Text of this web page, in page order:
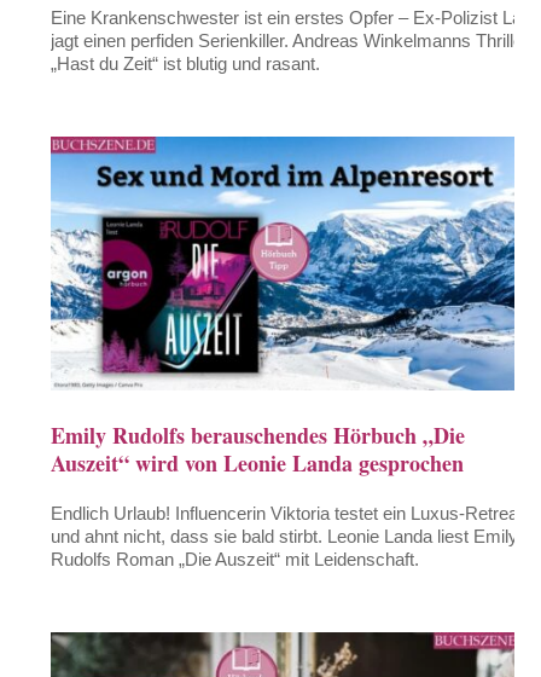
Eine Krankenschwester ist ein erstes Opfer – Ex-Polizist Lars
jagt einen perfiden Serienkiller. Andreas Winkelmanns Thriller
„Hast du Zeit“ ist blutig und rasant.
Emily Rudolfs berauschendes Hörbuch „Die
Auszeit“ wird von Leonie Landa gesprochen
Endlich Urlaub! Influencerin Viktoria testet ein Luxus-Retreat –
und ahnt nicht, dass sie bald stirbt. Leonie Landa liest Emily
Rudolfs Roman „Die Auszeit“ mit Leidenschaft.